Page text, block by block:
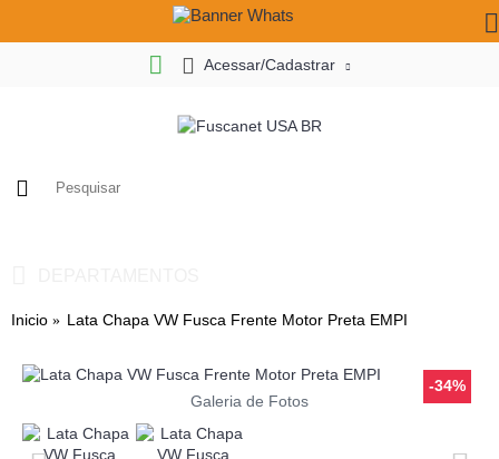
Acessar/Cadastrar
Inicio Lata Chapa VW Fusca Frente Motor Preta EMPI
-34%
Galeria de Fotos